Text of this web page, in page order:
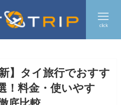
click
新】タイ旅行でおすす
！料金・使いやす